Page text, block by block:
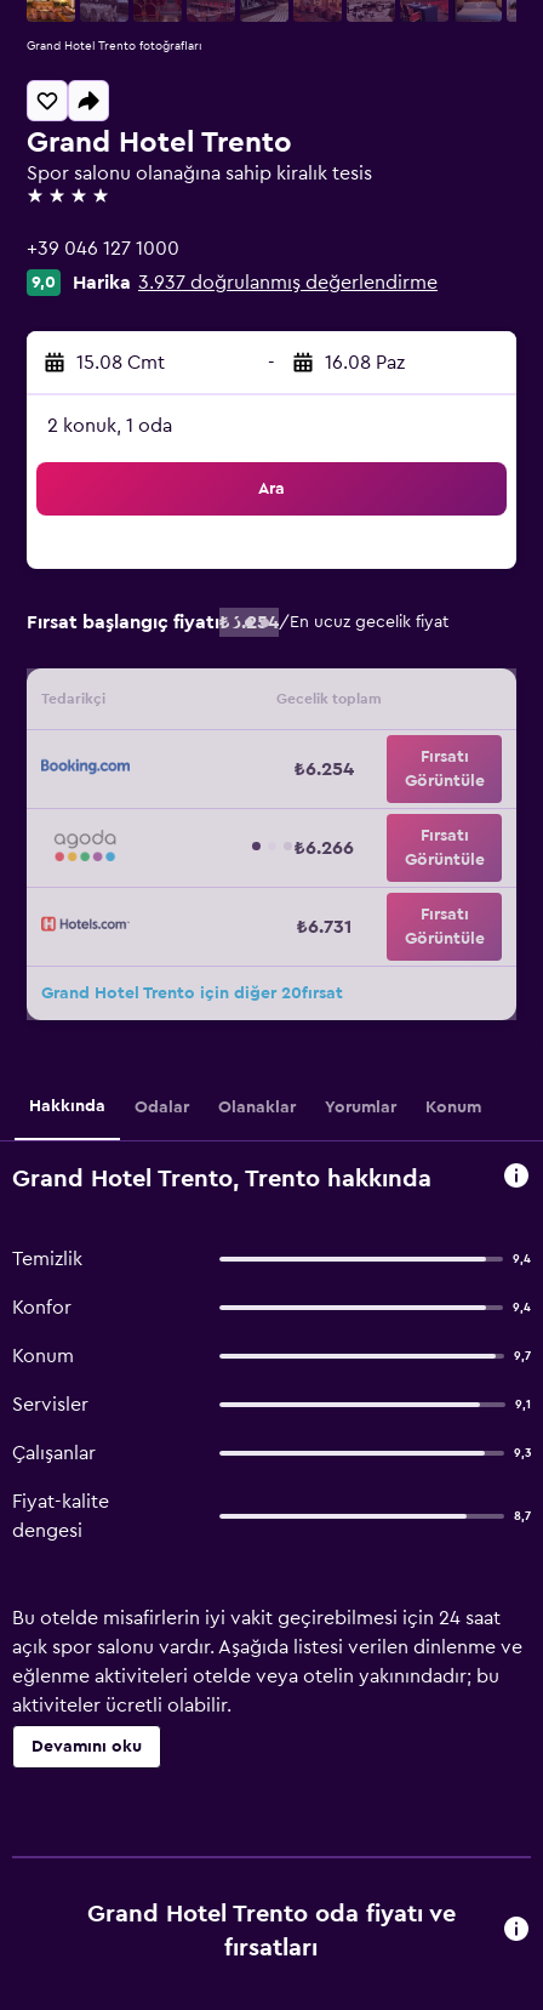
Grand Hotel Trento
Spor salonu olanağına sahip kiralık tesis
4 yıldız
+39 046 127 1000
9,0 Harika 3.937 doğrulanmış değerlendirme
15.08 Cmt - 16.08 Paz
2 konuk, 1 oda
Ara
Fırsat başlangıç fiyatı₺6.254/ En ucuz gecelik fiyat
Tedarikçi Gecelik toplam
₺6.254
Fırsatı
Görüntüle
₺6.266
Fırsatı
Görüntüle
₺6.731
Fırsatı
Görüntüle
Grand Hotel Trento için diğer 20fırsat
Grand Hotel Trento fotoğrafları
Hakkında Odalar Olanaklar Yorumlar Konum
Grand Hotel Trento, Trento hakkında
Temizlik 9,4
Konfor 9,4
Konum 9,7
Servisler 9,1
Çalışanlar 9,3
Fiyat-kalite
dengesi
8,7
Bu otelde misafirlerin iyi vakit geçirebilmesi için 24 saat
açık spor salonu vardır. Aşağıda listesi verilen dinlenme ve
eğlenme aktiviteleri otelde veya otelin yakınındadır; bu
aktiviteler ücretli olabilir.
Devamını oku
Grand Hotel Trento oda fiyatı ve
fırsatları